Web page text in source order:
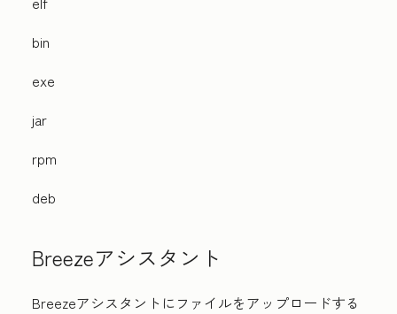
bin
exe
jar
rpm
deb
Breezeアシスタント
Breezeアシスタントにファイルをアップロードする